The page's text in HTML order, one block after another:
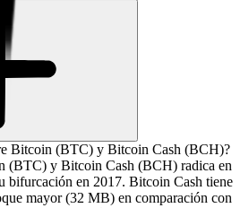
Bitcoin (BTC) y Bitcoin Cash (BCH)?
(BTC) y Bitcoin Cash (BCH) radica en
bifurcación en 2017. Bitcoin Cash tiene
mayor (32 MB) en comparación con